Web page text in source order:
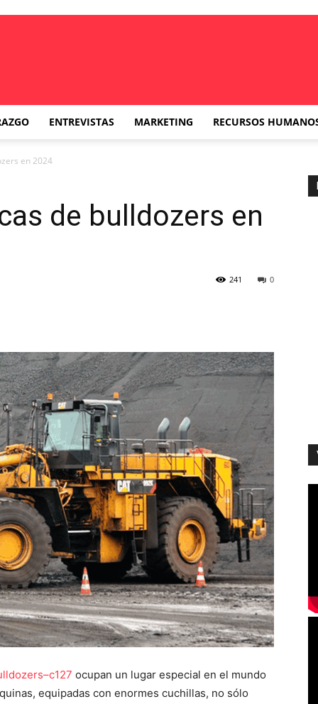
ENTREVISTAS MARKETING RECURSOS
en 2024
de bulldozers en
0
241
ocupan un lugar especial en el mundo
equipadas con enormes cuchillas, no sólo